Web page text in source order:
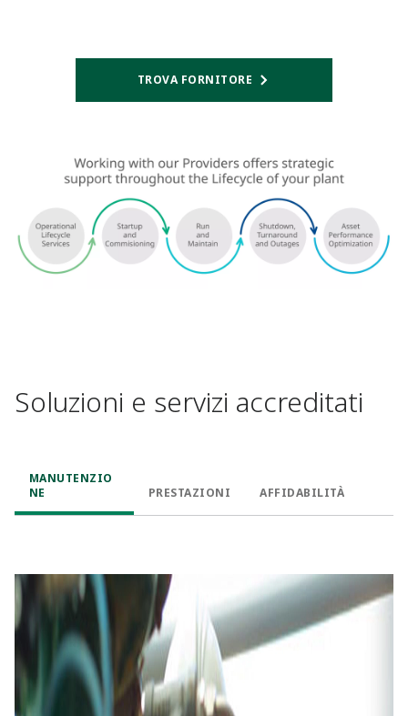
TROVA FORNITORE
Soluzioni e servizi accreditati
MANUTENZIO
NE
PRESTAZIONI AFFIDABILITÀ